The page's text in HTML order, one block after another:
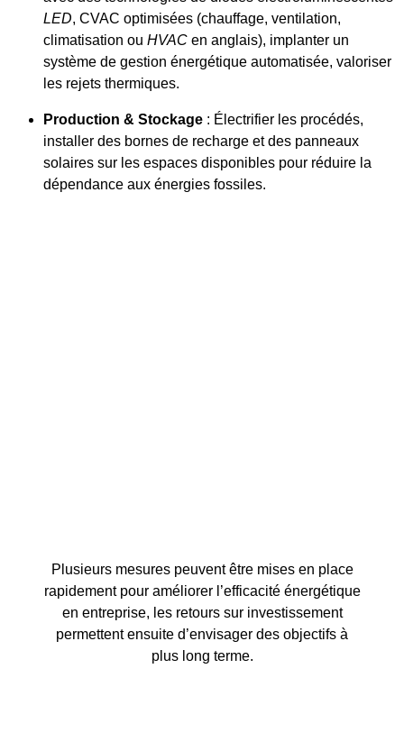
LED, CVAC optimisées (chauffage, ventilation,
climatisation ou HVAC en anglais), implanter un
système de gestion énergétique automatisée, valoriser
les rejets thermiques.
Production & Stockage : Électrifier les procédés,
installer des bornes de recharge et des panneaux
solaires sur les espaces disponibles pour réduire la
dépendance aux énergies fossiles.
Plusieurs mesures peuvent être mises en place
rapidement pour améliorer l’efficacité énergétique
en entreprise, les retours sur investissement
permettent ensuite d’envisager des objectifs à
plus long terme.